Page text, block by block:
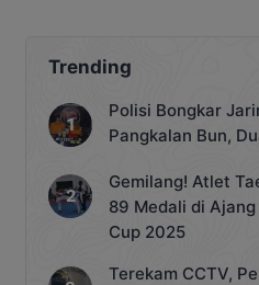
Trending
Polisi Bongkar
Pangkalan Bun,
Gemilang! Atlet
89 Medali di
Cup 2025
Terekam CCTV,